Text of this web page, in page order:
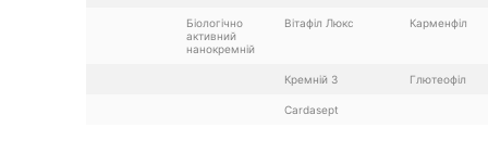
Біологічно
активний
нанокремній
Вітафіл Люкс Карменфіл
Кремній 3 Глютеофіл
Cardasept